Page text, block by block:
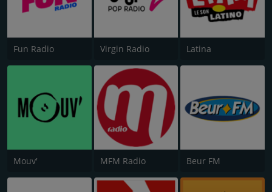
Fun Radio Virgin Radio Latina
Mouv' MFM Radio Beur FM